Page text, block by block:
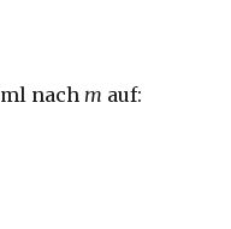
nach m auf: